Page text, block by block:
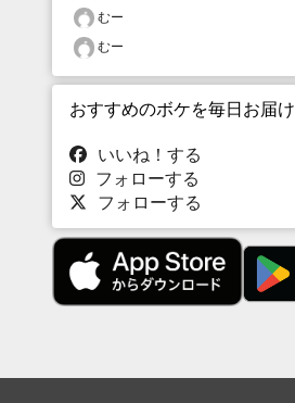
むー
むー
おすすめのボケを毎日お届け
いいね！する
フォローする
フォローする